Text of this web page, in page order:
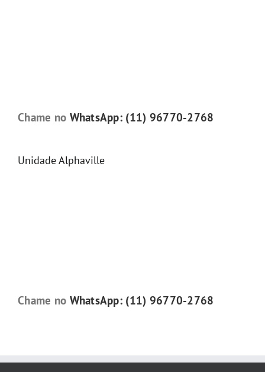
Chame no WhatsApp: (11) 96770-2768
Unidade Alphaville
Chame no WhatsApp: (11) 96770-2768